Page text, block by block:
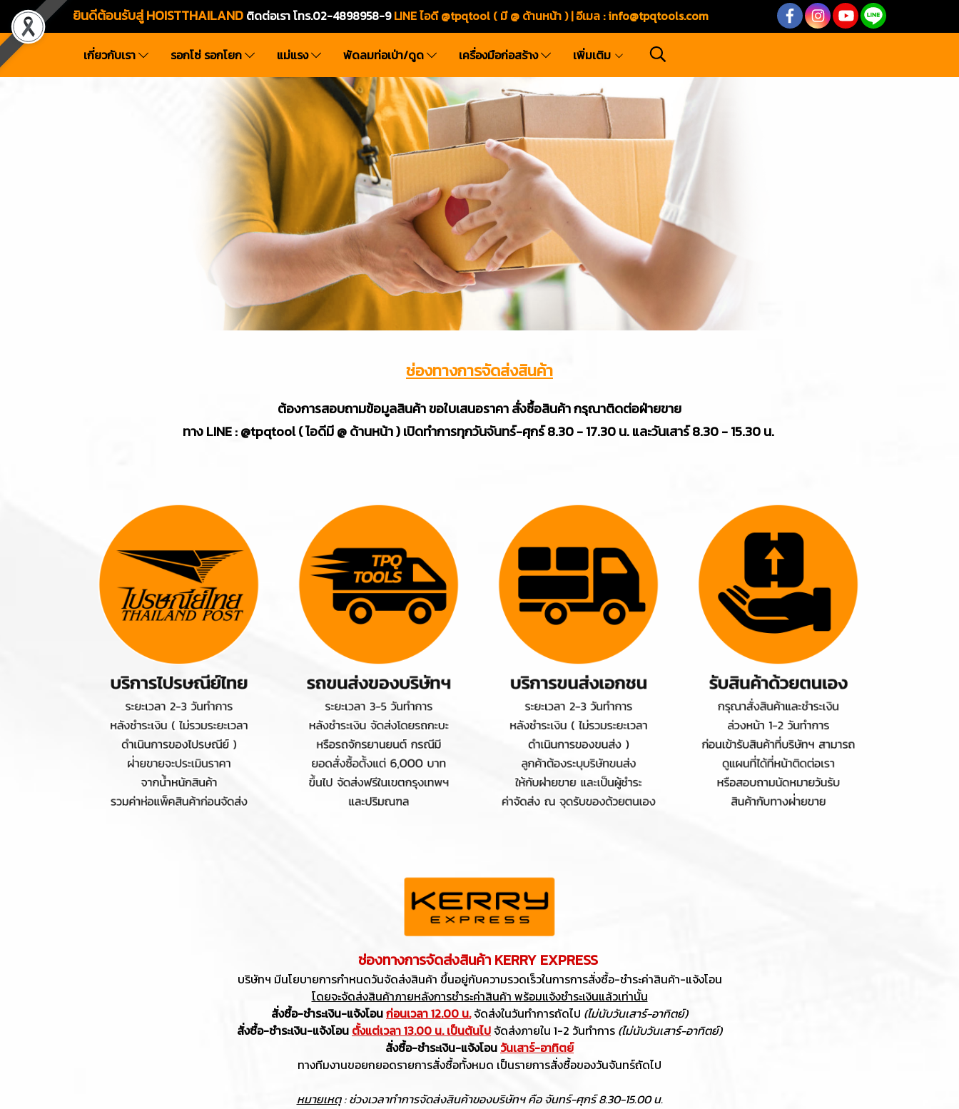
ยินดีต้อนรับสู่ HOISTTHAILAND ติดต่อเรา โทร.02-4898958-9LINE ไอดี @tpqtool ( มี @ ด้านหน้า ) | อีเมล :info@tpqtools.com
เกี่ยวกับเรา รอกโซ่ รอกโยก แม่แรง พัดลมท่อเป่า/ดูด เครื่องมือก่อสร้าง เพิ่มเติม
ช่องทางการจัดส่งสินค้า
ต้องการสอบถามข้อมูลสินค้า ขอใบเสนอราคา สั่งซื้อสินค้า กรุณาติดต่อฝ่ายขาย
ทาง LINE : @tpqtool ( ไอดีมี @ ด้านหน้า ) เปิดทำการทุกวันจันทร์-ศุกร์ 8.30 - 17.30 น. และวันเสาร์ 8.30 - 15.30 น.
ช่องทางการจัดส่งสินค้า KERRY EXPRESS
บริษัทฯ มีนโยบายการกำหนดวันจัดส่งสินค้า ขึ้นอยู่กับความรวดเร็วในการการสั่งซื้อ-ชำระค่าสินค้า-แจ้งโอน
โดยจะจัดส่งสินค้าภายหลังการชำระค่าสินค้า พร้อมแจ้งชำระเงินแล้วเท่านั้น
สั่งซื้อ-ชำระเงิน-แจ้งโอนก่อนเวลา 12.00 น.จัดส่งในวันทำการถัดไป (ไม่นับวันเสาร์-อาทิตย์)
สั่งซื้อ-ชำระเงิน-แจ้งโอน ตั้งแต่เวลา 13.00 น. เป็นต้นไปจัดส่งภายใน 1-2 วันทำการ (ไม่นับวันเสาร์-อาทิตย์)
สั่งซื้อ-ชำระเงิน-แจ้งโอน วันเสาร์-อาทิตย์
ทางทีมงานขอยกยอดรายการสั่งซื้อทั้งหมด เป็นรายการสั่งซื้อของวันจันทร์ถัดไป
หมายเหตุ: ช่วงเวลาทำการจัดส่งสินค้าของบริษัทฯ คือ จันทร์-ศุกร์ 8.30-15.00 น.